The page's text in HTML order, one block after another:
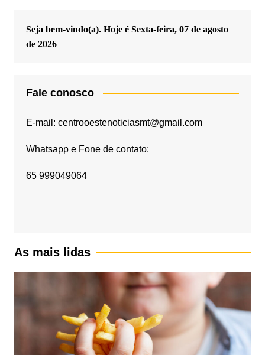
Seja bem-vindo(a). Hoje é Sexta-feira, 07 de agosto
de 2026
Fale conosco
E-mail: centrooestenoticiasmt@gmail.com
Whatsapp e Fone de contato:
65 999049064
As mais lidas